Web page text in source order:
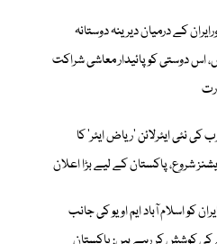
کے درمیان دیرینہ دوستانہ
اس دوستی کوپائیدار معاشی شراکت
نئی ایئرلائن ‘ریاض ایئر’ کا
شروع، پاکستان کے لیے بڑا اعلان
کو اسلام آباد ایم او یو کی جانب